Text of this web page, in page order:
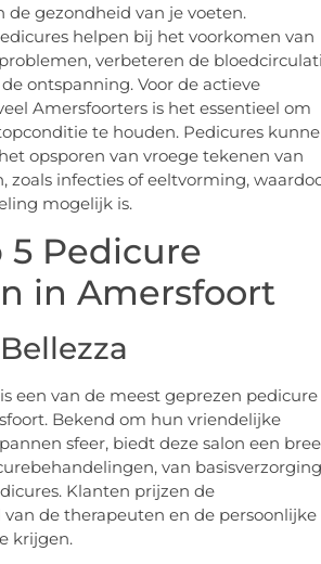
de gezondheid van je voeten.
helpen bij het voorkomen van
verbeteren de
ontspanning. Voor de actieve
Amersfoorters is het essentieel om
te houden. Pedicures
opsporen van vroege tekenen van
zoals infecties of eeltvorming,
mogelijk is.
5 Pedicure
in Amersfoort
een van de meest geprezen pedicure
Bekend om hun vriendelijke
sfeer, biedt deze salon een
van basisverzorging
Klanten prijzen de
de therapeuten en de persoonlijke
krijgen.